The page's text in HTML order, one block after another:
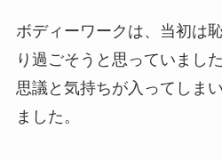
ボディーワークは、当初は
り過ごそうと思っていまし
思議と気持ちが入ってしま
ました。